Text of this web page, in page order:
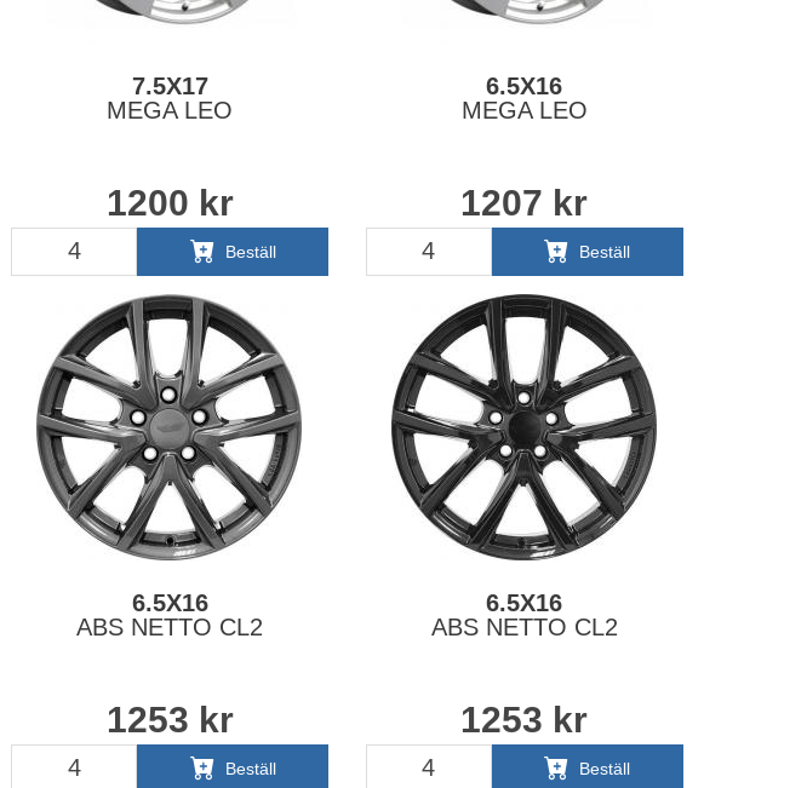
7.5X17
MEGA LEO
1200 kr
Beställ
6.5X16
MEGA LEO
1207 kr
Beställ
6.5X16
ABS NETTO CL2
1253 kr
Beställ
6.5X16
ABS NETTO CL2
1253 kr
Beställ